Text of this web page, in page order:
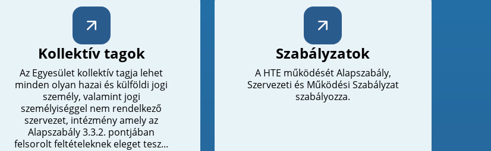
Kollektív tagok
Az Egyesület kollektív tagja lehet
minden olyan hazai és külföldi jogi
személy, valamint jogi
személyiséggel nem rendelkező
szervezet, intézmény amely az
Alapszabály 3.3.2. pontjában
felsorolt feltételeknek eleget tesz...
Szabályzatok
A HTE működését Alapszabály,
Szervezeti és Működési Szabályzat
szabályozza.